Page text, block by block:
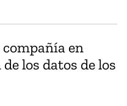
en
los datos de los